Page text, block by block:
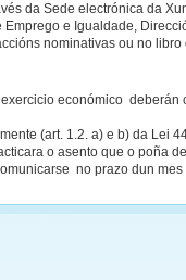
da Sede electrónica da
e Igualdade,
nominativas ou no libro
económico
(art. 1.2. a) e b) da Lei
o asento que o poña
no prazo dun